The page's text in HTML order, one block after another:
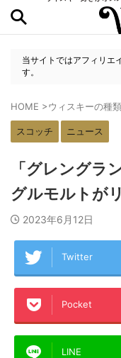
当サイトではアフィリエ
す。
HOME >ウィスキーの種類
スコッチ ニュース
「グレングラ
グルモルトが
2023年6月12日
Twitter
Pocket
LINE